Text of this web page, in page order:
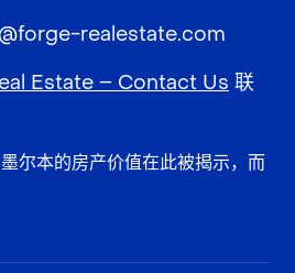
realestate.com
Estate – Contact Us 联
尔本的房产价值在此被揭示，而